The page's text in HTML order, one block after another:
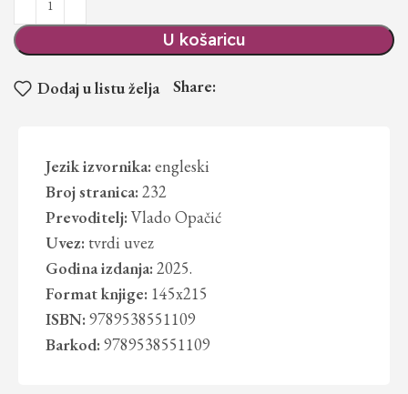
U košaricu
Dodaj u listu želja Share:
Jezik izvornika: engleski
Broj stranica: 232
Prevoditelj: Vlado Opačić
Uvez: tvrdi uvez
Godina izdanja: 2025.
Format knjige: 145x215
ISBN: 9789538551109
Barkod: 9789538551109